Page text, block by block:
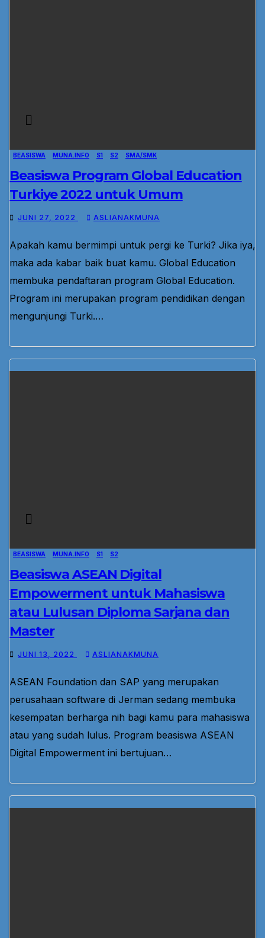
BEASISWA MUNA.INFO S1 S2 SMA/SMK
Beasiswa Program Global Education
Turkiye 2022 untuk Umum
JUNI 27, 2022 ASLIANAKMUNA
Apakah kamu bermimpi untuk pergi ke Turki? Jika iya,
maka ada kabar baik buat kamu. Global Education
membuka pendaftaran program Global Education.
Program ini merupakan program pendidikan dengan
mengunjungi Turki.…
BEASISWA MUNA.INFO S1 S2
Beasiswa ASEAN Digital
Empowerment untuk Mahasiswa
atau Lulusan Diploma Sarjana dan
Master
JUNI 13, 2022 ASLIANAKMUNA
ASEAN Foundation dan SAP yang merupakan
perusahaan software di Jerman sedang membuka
kesempatan berharga nih bagi kamu para mahasiswa
atau yang sudah lulus. Program beasiswa ASEAN
Digital Empowerment ini bertujuan…